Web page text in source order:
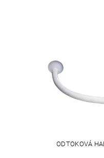
ODTOKOVÁ